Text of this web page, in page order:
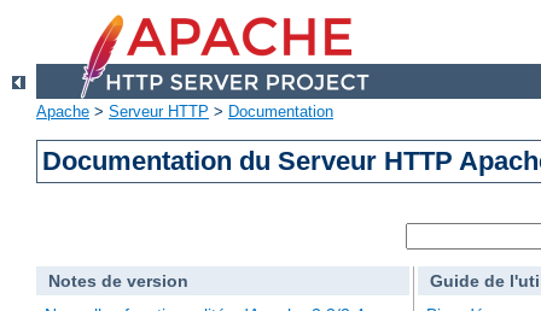
Apache > Serveur HTTP > Documentation
Documentation du Serveur HTTP
Notes de version
Guide de